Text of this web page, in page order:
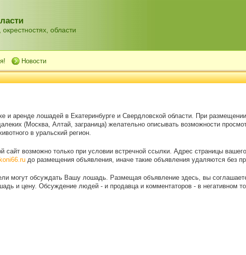
области
Новости
и аренде лошадей в Екатеринбурге и Свердловской области. При размещении
(Москва, Алтай, заграница) желательно описывать возможности
в уральский регион.
сайт возможно только при условии встречной ссылки. Адрес страницы
до размещения объявления, иначе такие объявления удаляются без
могут обсуждать Вашу лошадь. Размещая объявление здесь, вы
и цену. Обсуждение людей - и продавца и комментаторов - в негативном